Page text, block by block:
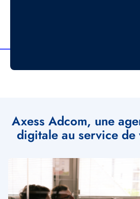
Axess Adcom, une
digitale au service de